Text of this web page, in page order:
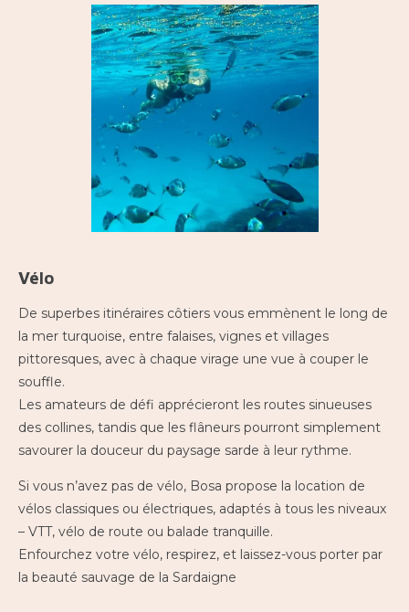
Vélo
De superbes itinéraires côtiers vous emmènent le long de
la mer turquoise, entre falaises, vignes et villages
pittoresques, avec à chaque virage une vue à couper le
souffle.
Les amateurs de défi apprécieront les routes sinueuses
des collines, tandis que les flâneurs pourront simplement
savourer la douceur du paysage sarde à leur rythme.
Si vous n’avez pas de vélo, Bosa propose la location de
vélos classiques ou électriques, adaptés à tous les niveaux
– VTT, vélo de route ou balade tranquille.
Enfourchez votre vélo, respirez, et laissez-vous porter par
la beauté sauvage de la Sardaigne